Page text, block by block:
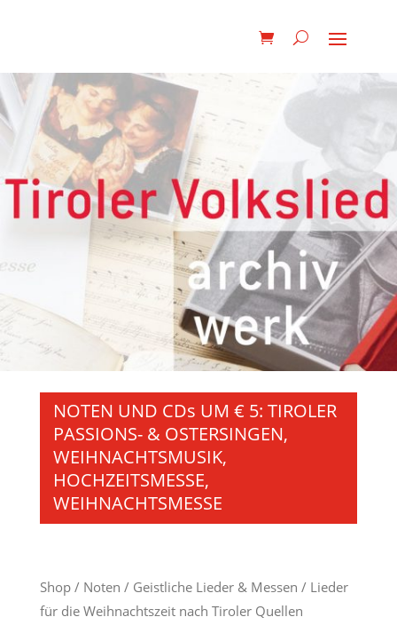
NOTEN UND CDs UM € 5: TIROLER
PASSIONS- & OSTERSINGEN,
WEIHNACHTSMUSIK,
HOCHZEITSMESSE,
WEIHNACHTSMESSE
Shop/ Noten / Geistliche Lieder & Messen / Lieder
für die Weihnachtszeit nach Tiroler Quellen